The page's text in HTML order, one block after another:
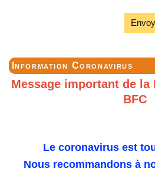
Information Coronavirus
Message important de la
BFC
Le coronavirus est
Nous recommandons à